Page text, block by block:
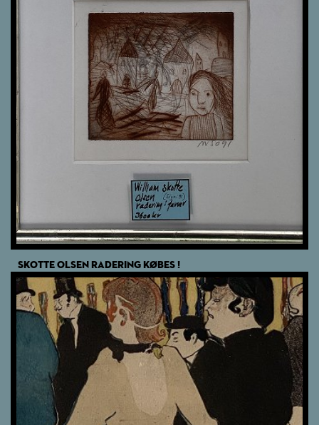
SKOTTE OLSEN RADERING KØBES !